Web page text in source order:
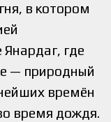
в котором
Янардаг, где
— природный
времён
время дождя.